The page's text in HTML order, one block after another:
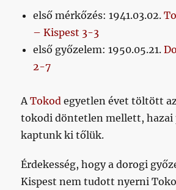
első mérkőzés: 1941.03.02.
– Kispest 3-3
első győzelem: 1950.05.21.
2-7
ATokod egyetlen évet töltött
tokodi döntetlen mellett, hazai
kaptunk ki tőlük.
Érdekesség, hogy a dorogi
Kispest nem tudott nyerni